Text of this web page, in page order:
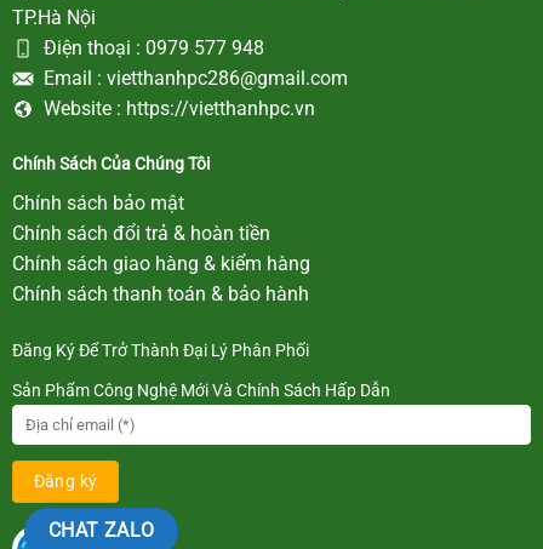
TP.Hà Nội
Điện thoại : 0979 577 948
Email : vietthanhpc286@gmail.com
Website : https://vietthanhpc.vn
Chính Sách Của Chúng Tôi
Chính sách bảo mật
Chính sách đổi trả & hoàn tiền
Chính sách giao hàng & kiểm hàng
Chính sách thanh toán & bảo hành
Đăng Ký Để Trở Thành Đại Lý Phân Phối
Sản Phẩm Công Nghệ Mới Và Chính Sách Hấp Dẫn
CHAT ZALO